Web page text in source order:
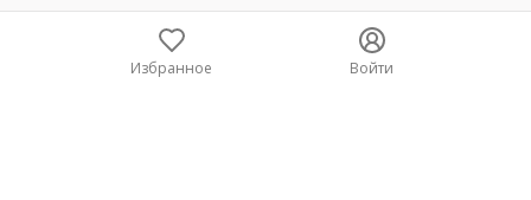
Избранное Войти